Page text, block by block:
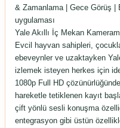
& Zamanlama | Gece Görüş |
uygulaması
Yale Akıllı İç Mekan
Evcil hayvan sahipleri,
ebeveynler ve uzaktayken
izlemek isteyen herkes için
1080p Full HD
hareketle tetiklenen kayıt
çift yönlü sesli konuşma
entegrasyon gibi üstün